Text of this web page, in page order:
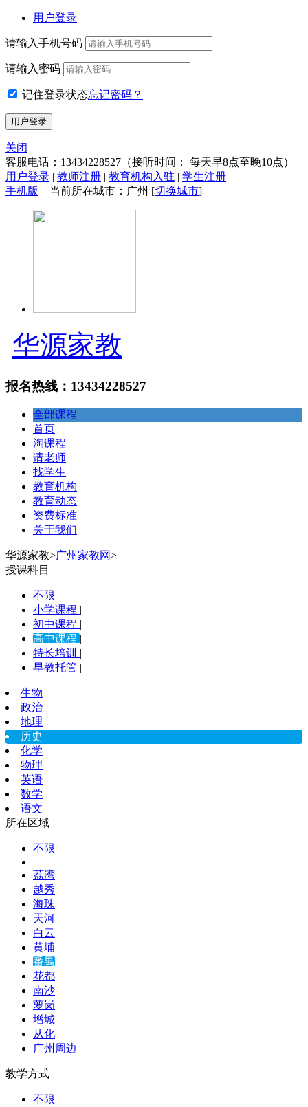
用户登录
请输入手机号码
请输入密码
记住登录状态忘记密码？
关闭
客服电话： 13434228527 （接听时间： 每天早8点至晚10点）
用户登录 | 教师注册 | 教育机构入驻 | 学生注册
手机版
当前所在城市：广州 [切换城市]
华源家教
报名热线：13434228527
全部课程
首页
淘课程
请老师
找学生
教育机构
教育动态
资费标准
关于我们
华源家教>广州家教网>
授课科目
不限|
小学课程 |
初中课程 |
高中课程|
特长培训 |
早教托管 |
生物
政治
地理
历史
化学
物理
英语
数学
语文
所在区域
不限
|
荔湾|
越秀|
海珠|
天河|
白云|
黄埔|
番禺|
花都|
南沙|
萝岗|
增城|
从化|
广州周边|
教学方式
不限|